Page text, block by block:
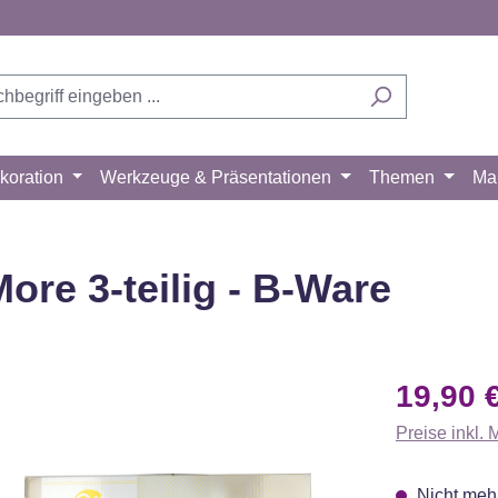
Werkzeuge & Präsentationen Themen
3-teilig - B-Ware
19,90
Preise inkl.